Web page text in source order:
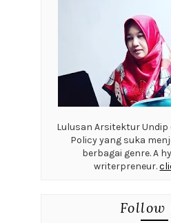
Lulusan Arsitektur
Policy yang suka
berbagai genre. A
writerpreneur.
Follow